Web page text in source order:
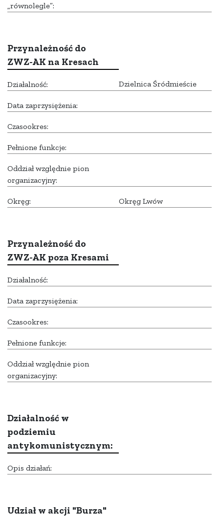
„równolegle”:
Przynależność do
ZWZ-AK na Kresach
Działalność: Dzielnica Śródmieście
Data zaprzysiężenia:
Czasookres:
Pełnione funkcje:
Oddział względnie pion
organizacyjny:
Okręg: Okręg Lwów
Przynależność do
ZWZ-AK poza Kresami
Działalność:
Data zaprzysiężenia:
Czasookres:
Pełnione funkcje:
Oddział względnie pion
organizacyjny:
Działalność w
podziemiu
antykomunistycznym:
Opis działań:
Udział w akcji "Burza"